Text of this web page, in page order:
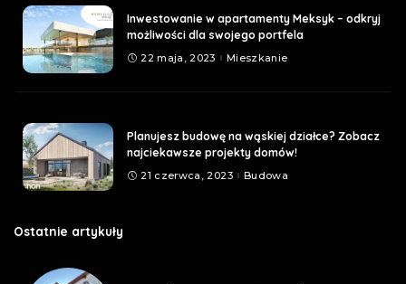
Inwestowanie w apartamenty Meksyk – odkryj
możliwości dla swojego portfela
22 maja, 2023 Mieszkanie
Planujesz budowę na wąskiej działce? Zobacz
najciekawsze projekty domów!
21 czerwca, 2023 Budowa
Ostatnie artykuły